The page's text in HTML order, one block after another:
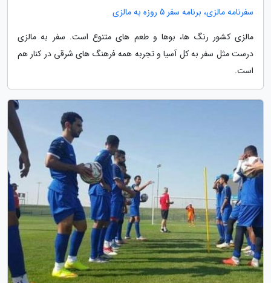
سفرنامه مالزی، برنامه سفر 5 روزه به مالزی
مالزی کشور رنگ ها، بوها و طعم های متنوع است. سفر به مالزی
درست مثل سفر به کل آسیا و تجربه همه فرهنگ های شرقی در کنار هم
است.